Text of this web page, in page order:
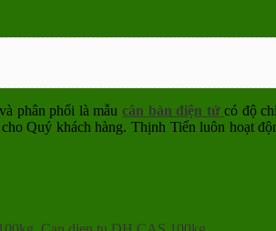
phân phối là mẫucân bàn điện tử có độ
Quý khách hàng. Thịnh Tiến luôn hoạt